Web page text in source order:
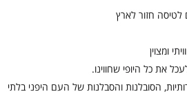
חזור לארץ
ומצוין
את כל היופי שחווינו.
הסובלנות והסבלנות של העם היפני בלתי